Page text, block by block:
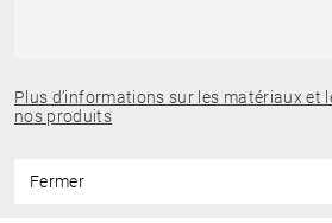
Plus d’informations sur les matériaux et
nos produits
Fermer